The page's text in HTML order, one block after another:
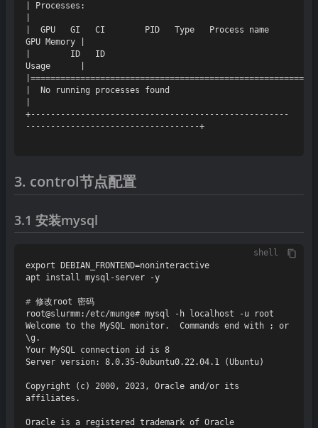
| Processes:
|  GPU   GI   CI        PID   Type   Process name
GPU Memory |
|        ID   ID
Usage      |
|  No running processes found
+----------------------------------------------------
-----------------------------------+
3. control节点配置
3.1 安装mysql
shell
export DEBIAN_FRONTEND=noninteractive
# 修改root 密码
root@slurmm:/etc/munge# mysql -h localhost -u root
Welcome to the MySQL monitor.  Commands end with ; or
\g.
Your MySQL connection id is 8
Server version: 8.0.35-0ubuntu0.22.04.1 (Ubuntu)
Copyright (c) 2000, 2023, Oracle and/or its
affiliates.
Oracle is a registered trademark of Oracle